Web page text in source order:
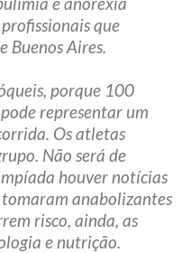
que
Buenos Aires.
porque 100
representar um
Os atletas
Não será de
houver notícias
anabolizantes
risco, ainda, as
e nutrição.